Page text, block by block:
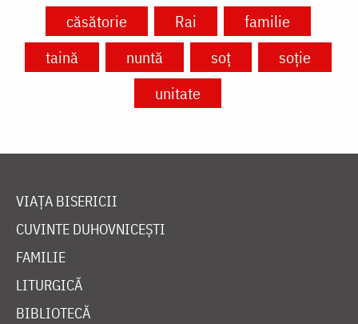
căsătorie Rai
familie
taină
nuntă soț
soție
unitate
VIAȚA BISERICII
CUVINTE DUHOVNICEȘTI
FAMILIE
LITURGICĂ
BIBLIOTECĂ